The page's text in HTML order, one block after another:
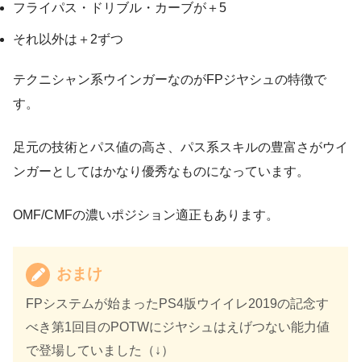
フライパス・ドリブル・カーブが＋5
それ以外は＋2ずつ
テクニシャン系ウインガーなのがFPジヤシュの特徴で
す。
足元の技術とパス値の高さ、パス系スキルの豊富さがウイ
ンガーとしてはかなり優秀なものになっています。
OMF/CMFの濃いポジション適正もあります。
おまけ
FPシステムが始まったPS4版ウイイレ2019の記念す
べき第1回目のPOTWにジヤシュはえげつない能力値
で登場していました（↓）